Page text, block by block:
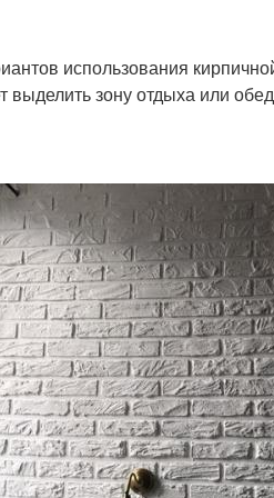
использования
выделить зону отдыха или